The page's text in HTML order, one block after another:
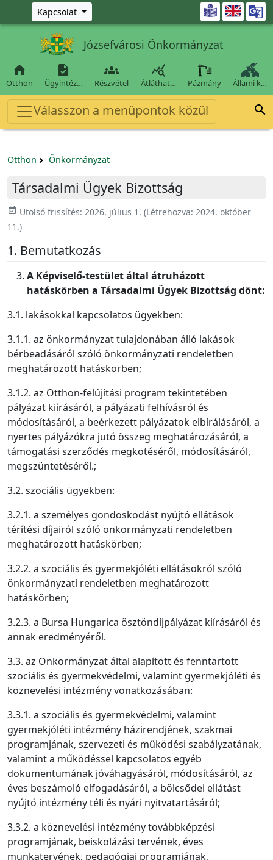
Ugrás a fő tartalomra
Kapcsolat 
Józsefvárosi Önkormányzat

Otthon

Ügyintéz…

Részvétel

Átláthat… Pázmány Állami k…
Válasszon a menüpontok közül 
Otthon Önkormányzat
Társadalmi Ügyek Bizottság
event_available Utolsó frissítés: 2026. július 1. (Létrehozva: 2024. október
11.)
Bemutatkozás
A Képviselő-testület által átruházott
hatáskörben a Társadalmi Ügyek Bizottság dönt:
3.1. lakásokkal kapcsolatos ügyekben:
3.1.1. az önkormányzat tulajdonában álló lakások
bérbeadásáról szóló önkormányzati rendeletben
meghatározott hatáskörben;
3.1.2. az Otthon-felújítási program tekintetében
pályázat kiírásáról, a pályázati felhívásról és
módosításáról, a beérkezett pályázatok elbírálásáról, a
nyertes pályázókra jutó összeg meghatározásáról, a
támogatási szerződés megkötéséről, módosításáról,
megszüntetéséről.;
3.2. szociális ügyekben:
3.2.1. a személyes gondoskodást nyújtó ellátások
térítési díjairól szóló önkormányzati rendeletben
meghatározott hatáskörben;
3.2.2. a szociális és gyermekjóléti ellátásokról szóló
önkormányzati rendeletben meghatározott
hatáskörben;
3.2.3. a Bursa Hungarica ösztöndíjpályázat kiírásáról és
annak eredményéről.
3.3. az Önkormányzat által alapított és fenntartott
szociális és gyermekvédelmi, valamint gyermekjóléti és
köznevelési intézmény vonatkozásában:
3.3.1. a szociális és gyermekvédelmi, valamint
gyermekjóléti intézmény házirendjének, szakmai
programjának, szervezeti és működési szabályzatának,
valamint a működéssel kapcsolatos egyéb
dokumentumának jóváhagyásáról, módosításáról, az
éves beszámoló elfogadásáról, a bölcsődei ellátást
nyújtó intézmény téli és nyári nyitvatartásáról;
3.3.2. a köznevelési intézmény továbbképzési
programjának, beiskolázási tervének, éves
munkatervének, pedagógiai programjának,